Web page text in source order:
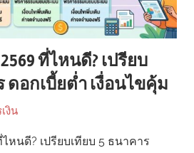
ที่ไหนดี? เปรียบ
ดอกเบี้ยต่ำ เงื่อนไขคุ้ม
งิน
หนดี? เปรียบเทียบ 5 ธนาคาร